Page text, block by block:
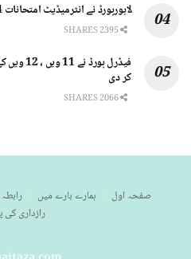
لاہوربورڈ نے انٹرمیڈیٹ امتحانات 2024 کی رول نمبر سلپس جاری کر دیں
کر دی
صفحہ اول ہمارے بارے میں رابطہ
رازداری کی